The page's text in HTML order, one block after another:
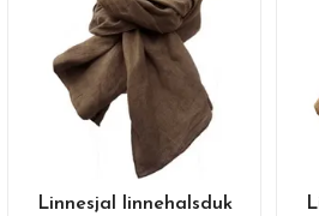
Linnesjal linnehalsduk